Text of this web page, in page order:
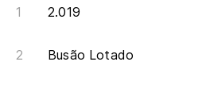
2.019
Busão Lotado